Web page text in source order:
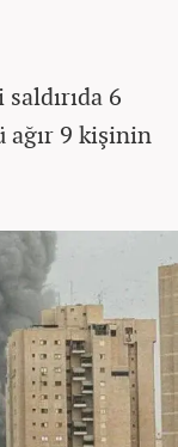
6
ağır 9 kişinin